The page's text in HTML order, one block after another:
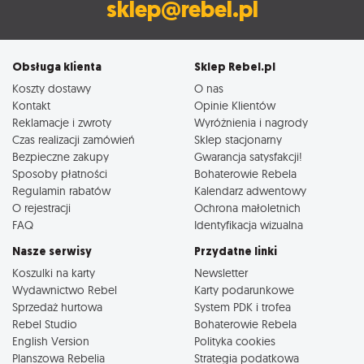
sklep@rebel.pl
Obsługa klienta
Koszty dostawy
Kontakt
Reklamacje i zwroty
Czas realizacji zamówień
Bezpieczne zakupy
Sposoby płatności
Regulamin rabatów
O rejestracji
FAQ
Sklep Rebel.pl
O nas
Opinie Klientów
Wyróżnienia i nagrody
Sklep stacjonarny
Gwarancja satysfakcji!
Bohaterowie Rebela
Kalendarz adwentowy
Ochrona małoletnich
Identyfikacja wizualna
Nasze serwisy
Koszulki na karty
Wydawnictwo Rebel
Sprzedaż hurtowa
Rebel Studio
English Version
Planszowa Rebelia
Przydatne linki
Newsletter
Karty podarunkowe
System PDK i trofea
Bohaterowie Rebela
Polityka cookies
Strategia podatkowa